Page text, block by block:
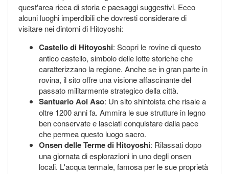
quest'area ricca di storia e paesaggi suggestivi. Ecco
alcuni luoghi imperdibili che dovresti considerare di
visitare nei dintorni di Hitoyoshi:
Castello di Hitoyoshi: Scopri le rovine di questo
antico castello, simbolo delle lotte storiche che
caratterizzano la regione. Anche se in gran parte in
rovina, il sito offre una visione affascinante del
passato militarmente strategico della città.
Santuario Aoi Aso: Un sito shintoista che risale a
oltre 1200 anni fa. Ammira le sue strutture in legno
ben conservate e lasciati conquistare dalla pace
che permea questo luogo sacro.
Onsen delle Terme di Hitoyoshi: Rilassati dopo
una giornata di esplorazioni in uno degli onsen
locali. L'acqua termale, famosa per le sue proprietà